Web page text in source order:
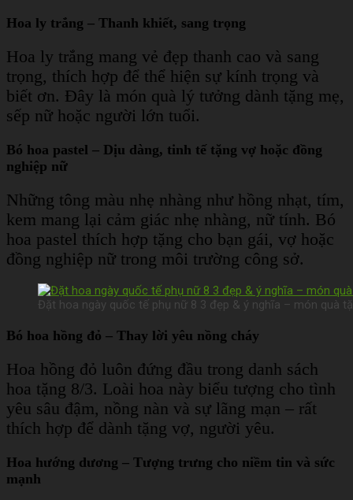
Hoa ly trắng – Thanh khiết, sang trọng
Hoa ly trắng mang vẻ đẹp thanh cao và sang
trọng, thích hợp để thể hiện sự kính trọng và
biết ơn. Đây là món quà lý tưởng dành tặng mẹ,
sếp nữ hoặc người lớn tuổi.
Bó hoa pastel – Dịu dàng, tinh tế tặng vợ hoặc đồng
nghiệp nữ
Những tông màu nhẹ nhàng như hồng nhạt, tím,
kem mang lại cảm giác nhẹ nhàng, nữ tính. Bó
hoa pastel thích hợp tặng cho bạn gái, vợ hoặc
đồng nghiệp nữ trong môi trường công sở.
Đặt hoa ngày quốc tế phụ nữ 8 3 đẹp & ý nghĩa – món quà
Bó hoa hồng đỏ – Thay lời yêu nồng cháy
Hoa hồng đỏ luôn đứng đầu trong danh sách
hoa tặng 8/3. Loài hoa này biểu tượng cho tình
yêu sâu đậm, nồng nàn và sự lãng mạn – rất
thích hợp để dành tặng vợ, người yêu.
Hoa hướng dương – Tượng trưng cho niềm tin và sức
mạnh